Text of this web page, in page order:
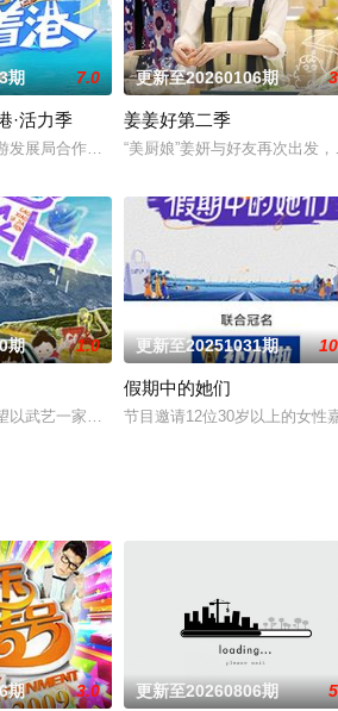
活力，你的年味搭子即将上线！加康好友温暖
性们的生活为样本，探讨和女性相关的“选择”
期 7.0
·活力季
发展局合作推出香港定制文旅微综艺《芒探来
更新至20260106期
姜姜好第二季
“美厨娘”姜妍与好友再次出发
体验，生动诠释“同舟共济·同心协力”的时代主
期 1.0
以武艺一家的家族旅行打样，带动身边的好友
更新至20251031期
假期中的她们
节目邀请12位30岁以上的女性
期 3.0 更新至20260806期